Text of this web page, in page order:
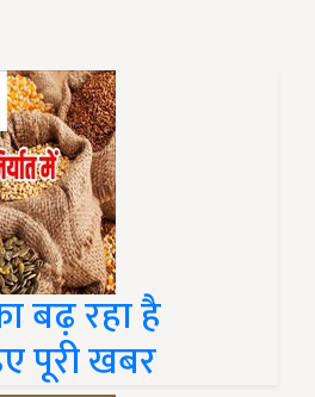
बढ़ रहा है
पूरी खबर